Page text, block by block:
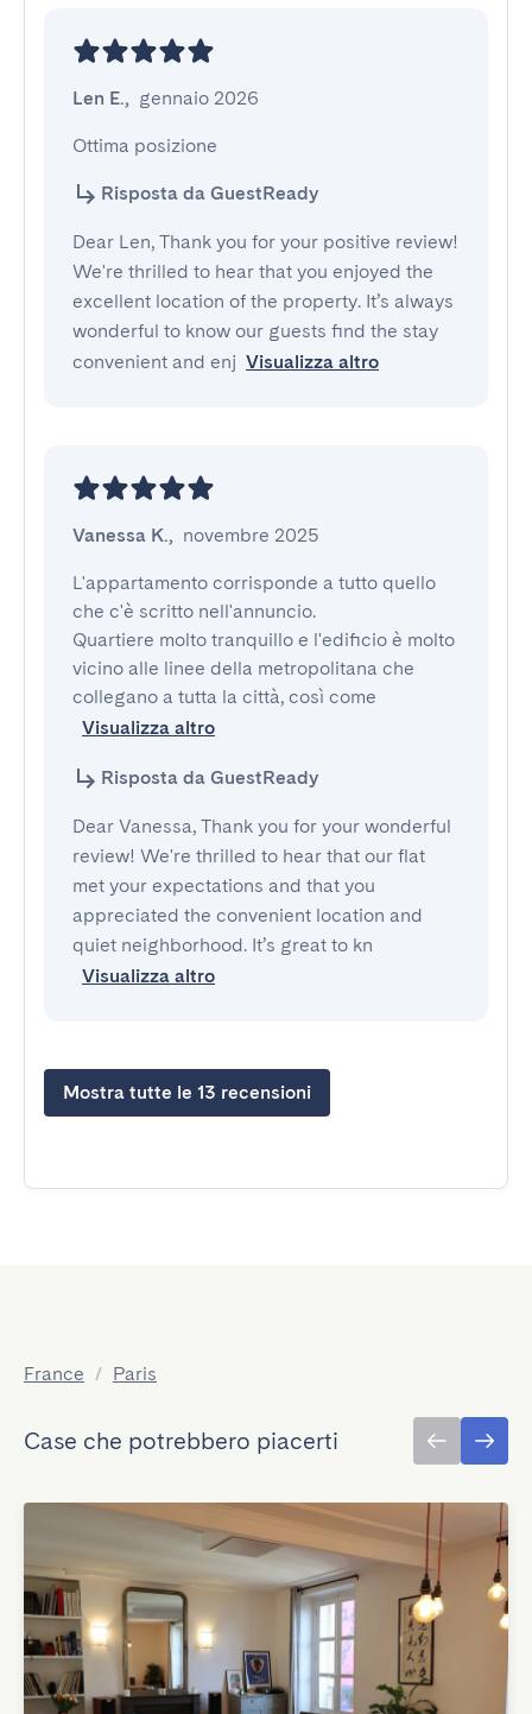
Len E., gennaio 2026
Ottima posizione
Risposta da GuestReady
Dear Len, Thank you for your positive review!
We're thrilled to hear that you enjoyed the
excellent location of the property. It’s always
wonderful to know our guests find the stay
convenient and enj Visualizza altro
Vanessa K., novembre 2025
L'appartamento corrisponde a tutto quello
che c'è scritto nell'annuncio.
Quartiere molto tranquillo e l'edificio è molto
vicino alle linee della metropolitana che
collegano a tutta la città, così come
Visualizza altro
Risposta da GuestReady
Dear Vanessa, Thank you for your wonderful
review! We're thrilled to hear that our flat
met your expectations and that you
appreciated the convenient location and
quiet neighborhood. It’s great to kn
Visualizza altro
Mostra tutte le 13 recensioni
France / Paris
Case che potrebbero piacerti